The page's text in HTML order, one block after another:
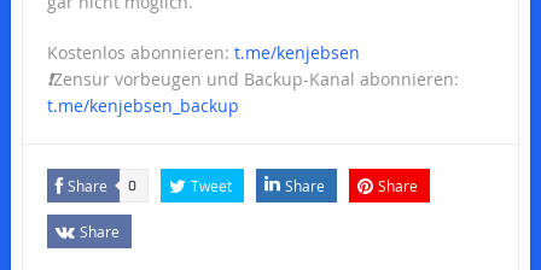
Kostenlos abonnieren: t.me/kenjebsen
❗️Zensur vorbeugen und Backup-Kanal abonnieren:
t.me/kenjebsen_backup
Share 0 Tweet Share Share
Share